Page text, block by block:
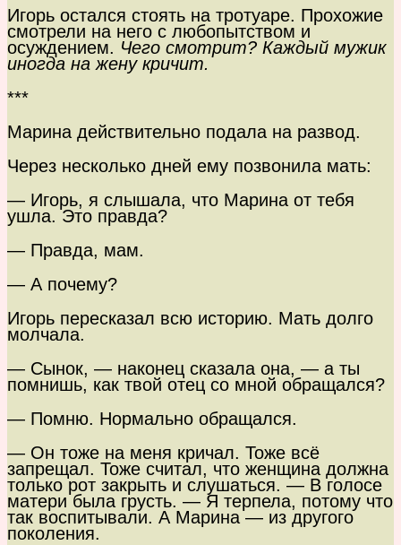
Игорь остался стоять на тротуаре. Прохожие
смотрели на него с любопытством и
осуждением. Чего смотрит? Каждый мужик
иногда на жену кричит.
***
Марина действительно подала на развод.
Через несколько дней ему позвонила мать:
— Игорь, я слышала, что Марина от тебя
ушла. Это правда?
— Правда, мам.
— А почему?
Игорь пересказал всю историю. Мать долго
молчала.
— Сынок, — наконец сказала она, — а ты
помнишь, как твой отец со мной обращался?
— Помню. Нормально обращался.
— Он тоже на меня кричал. Тоже всё
запрещал. Тоже считал, что женщина должна
только рот закрыть и слушаться. — В голосе
матери была грусть. — Я терпела, потому что
так воспитывали. А Марина — из другого
поколения.